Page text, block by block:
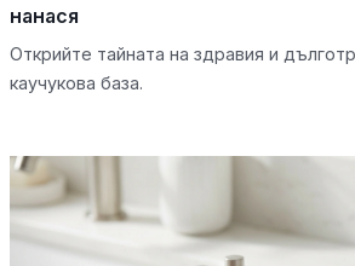
нанася
Открийте тайната на здравия и
каучукова база.